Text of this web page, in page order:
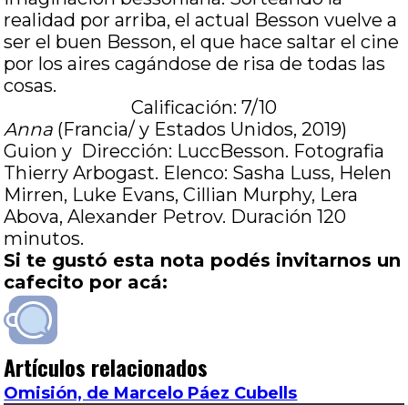
realidad por arriba, el actual Besson vuelve a
ser el buen Besson, el que hace saltar el cine
por los aires cagándose de risa de todas las
cosas.
Calificación: 7/10
Anna (Francia/ y Estados Unidos, 2019)
Guion y Dirección: LuccBesson. Fotografia
Thierry Arbogast. Elenco: Sasha Luss, Helen
Mirren, Luke Evans, Cillian Murphy, Lera
Abova, Alexander Petrov. Duración 120
minutos.
Si te gustó esta nota podés invitarnos un
cafecito por acá:
Artículos relacionados
Omisión, de Marcelo Páez Cubells